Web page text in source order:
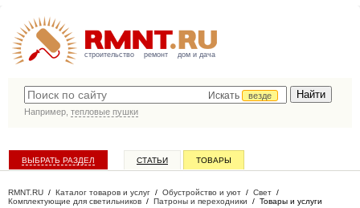
строительство ремонт дом и дача
Искать
везде
Например, тепловые пушки
ВЫБРАТЬ РАЗДЕЛ СТАТЬИ ТОВАРЫ
RMNT.RU / Каталог товаров и услуг / Обустройство и уют / Свет /
Комплектующие для светильников / Патроны и переходники / Товары и услуги